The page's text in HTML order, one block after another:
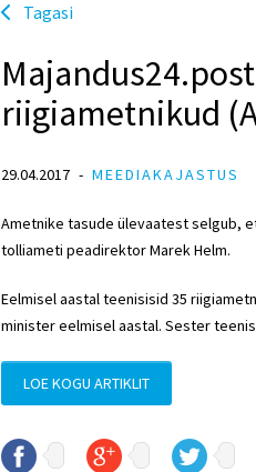
Tagasi
riigiametnikud
29.04.2017 MEEDIAKAJASTUS
Ametnike tasude ülevaatest selgub,
tolliameti peadirektor Marek Helm.
Eelmisel aastal teenisisid 35
minister eelmisel aastal. Sester
LOE KOGU ARTIKLIT